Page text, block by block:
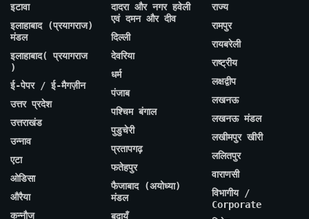
इटावा
इलाहाबाद (प्रयागराज)
मंडल
इलाहाबाद( प्रयागराज
)
ई-पेपर / ई-मैगज़ीन
उत्तर प्रदेश
उत्तराखंड
उन्नाव
एटा
ओडिसा
औरैया
कन्नौज
दादरा और नगर हवेली
एवं दमन और दीव
दिल्ली
देवरिया
धर्म
पंजाब
पश्चिम बंगाल
पुडुचेरी
प्रतापगढ़
फतेहपुर
फैजाबाद (अयोध्या)
मंडल
बदायूँ
राज्य
रामपुर
रायबरेली
राष्ट्रीय
लक्षद्वीप
लखनऊ
लखनऊ मंडल
लखीमपुर खीरी
ललितपुर
वाराणसी
विभागीय /
Corporate